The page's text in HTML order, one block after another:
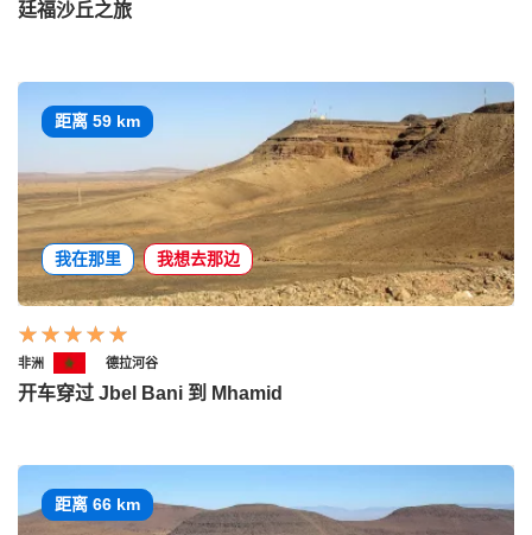
廷福沙丘之旅
距离 59 km
我在那里 我想去那边
非洲 德拉河谷
开车穿过 Jbel Bani 到 Mhamid
距离 66 km